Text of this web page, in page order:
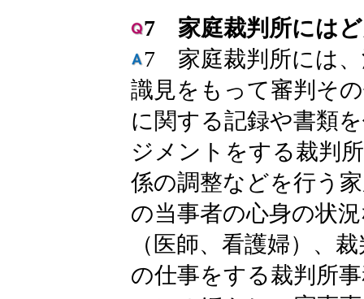
7 家庭裁判所には
7 家庭裁判所には、
識見をもって審判そ
に関する記録や書類
ジメントをする裁判
係の調整などを行う
の当事者の心身の状
（医師、看護婦）、
の仕事をする裁判所